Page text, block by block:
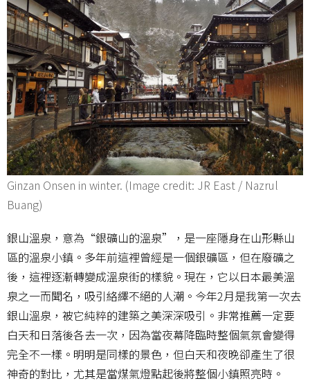
Ginzan Onsen in winter. (Image credit: JR East / Nazrul
Buang)
銀山溫泉，意為“銀礦山的溫泉”，是一座隱身在山形縣山
區的溫泉小鎮。多年前這裡曾經是一個銀礦區，但在廢礦之
後，這裡逐漸轉變成溫泉街的樣貌。現在，它以日本最美溫
泉之一而聞名，吸引絡繹不絕的人潮。今年2月是我第一次去
銀山溫泉，被它純粹的建築之美深深吸引。非常推薦一定要
白天和日落後各去一次，因為當夜幕降臨時整個氣氛會變得
完全不一樣。明明是同樣的景色，但白天和夜晚卻產生了很
神奇的對比，尤其是當煤氣燈點起後將整個小鎮照亮時。